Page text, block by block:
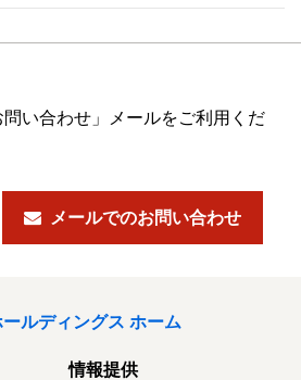
い合わせ」メールをご利用くだ
メールでのお問い合わせ
ルディングス ホーム
情報提供